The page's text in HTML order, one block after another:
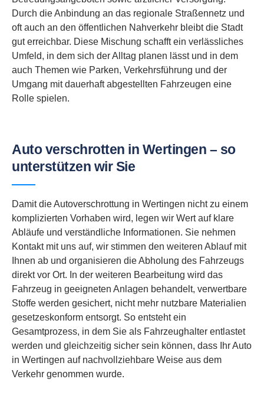
Durch die Anbindung an das regionale Straßennetz und
oft auch an den öffentlichen Nahverkehr bleibt die Stadt
gut erreichbar. Diese Mischung schafft ein verlässliches
Umfeld, in dem sich der Alltag planen lässt und in dem
auch Themen wie Parken, Verkehrsführung und der
Umgang mit dauerhaft abgestellten Fahrzeugen eine
Rolle spielen.
Auto verschrotten in Wertingen – so
unterstützen wir Sie
Damit die Autoverschrottung in Wertingen nicht zu einem
komplizierten Vorhaben wird, legen wir Wert auf klare
Abläufe und verständliche Informationen. Sie nehmen
Kontakt mit uns auf, wir stimmen den weiteren Ablauf mit
Ihnen ab und organisieren die Abholung des Fahrzeugs
direkt vor Ort. In der weiteren Bearbeitung wird das
Fahrzeug in geeigneten Anlagen behandelt, verwertbare
Stoffe werden gesichert, nicht mehr nutzbare Materialien
gesetzeskonform entsorgt. So entsteht ein
Gesamtprozess, in dem Sie als Fahrzeughalter entlastet
werden und gleichzeitig sicher sein können, dass Ihr Auto
in Wertingen auf nachvollziehbare Weise aus dem
Verkehr genommen wurde.